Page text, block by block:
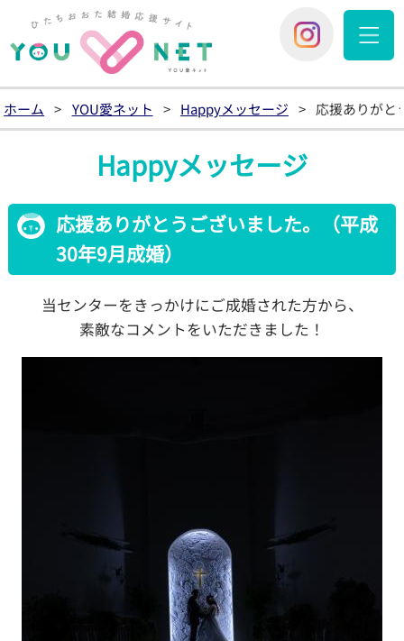
You愛ネッ
ホーム > YOU愛ネット > Happyメッセージ > 応援ありがと
Happyメッセージ
応援ありがとうございました。（平成
30年9月成婚）
当センターをきっかけにご成婚された方から、
素敵なコメントをいただきました！